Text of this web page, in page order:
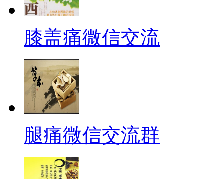
膝盖痛微信交流
腿痛微信交流群